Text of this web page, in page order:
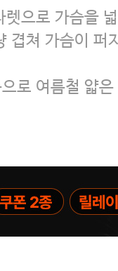
으로 가슴을
겹쳐 가슴이 퍼
로 여름철 얇